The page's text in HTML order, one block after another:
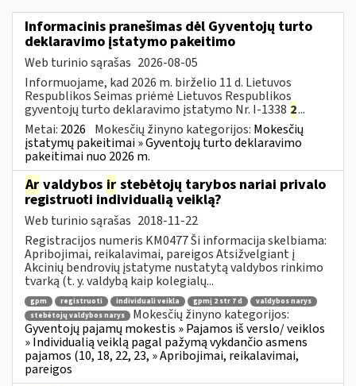
Informacinis pranešimas dėl Gyventojų turto
deklaravimo įstatymo pakeitimo
Web turinio sąrašas 2026-08-05
Informuojame, kad 2026 m. birželio 11 d. Lietuvos
Respublikos Seimas priėmė Lietuvos Respublikos
gyventojų turto deklaravimo įstatymo Nr. I-1338 2...
Metai: 2026 Mokesčių žinyno kategorijos: Mokesčių
įstatymų pakeitimai » Gyventojų turto deklaravimo
pakeitimai nuo 2026 m.
Ar valdybos ir stebėtojų tarybos nariai privalo
registruoti individualią veiklą?
Web turinio sąrašas 2018-11-22
Registracijos numeris KM0477 Ši informacija skelbiama:
Apribojimai, reikalavimai, pareigos Atsižvelgiant į
Akcinių bendrovių įstatyme nustatytą valdybos rinkimo
tvarką (t. y. valdybą kaip kolegialų...
gpm registruoti individuali veikla gpmį 2 str 7 d
valdybos narys
stebėtojų valdybos narys
Mokesčių žinyno kategorijos:
Gyventojų pajamų mokestis » Pajamos iš verslo/ veiklos
» Individualią veiklą pagal pažymą vykdančio asmens
pajamos (10, 18, 22, 23, » Apribojimai, reikalavimai,
pareigos